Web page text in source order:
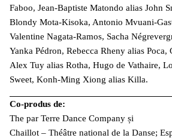
Faboo, Jean-Baptiste Matondo alias John
Blondy Mota-Kisoka, Antonio Mvuani-
Valentine Nagata-Ramos, Sacha
Yanka Pédron, Rebecca Rheny alias Poca,
Alex Tuy alias Rotha, Hugo de Vathaire,
Sweet, Konh-Ming Xiong alias Killa.
Co-produs de:
The par Terre Dance Company și
Chaillot – Théâtre national de la Danse;